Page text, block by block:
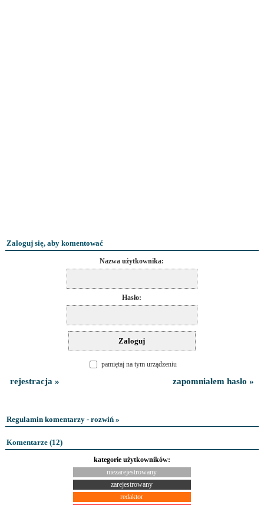
Zaloguj się, aby komentować
Nazwa użytkownika:
Hasło:
pamiętaj na tym urządzeniu
rejestracja » zapomniałem hasło »
Regulamin komentarzy - rozwiń »
Komentarze (12)
kategorie użytkowników:
niezarejestrowany
zarejestrowany
redaktor